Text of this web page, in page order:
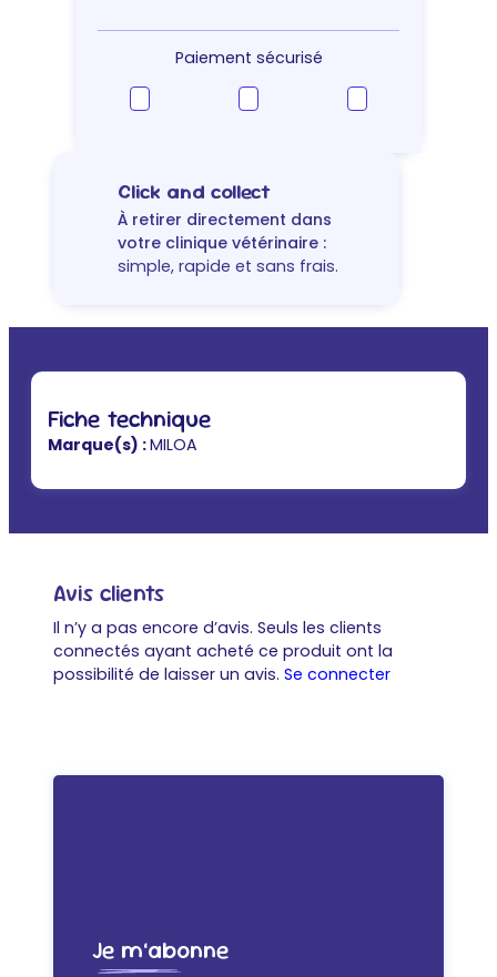
complément
chien
Paiement sécurisé
Click and collect
À retirer directement dans
votre clinique vétérinaire :
simple, rapide et sans frais.
Fiche technique
Marque(s) :MILOA
Avis clients
Il n’y a pas encore d’avis. Seuls les clients
connectés ayant acheté ce produit ont la
possibilité de laisser un avis. Se connecter
Je m’abonne